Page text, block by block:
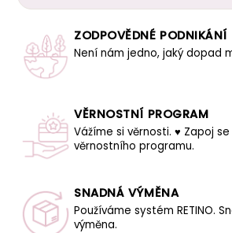
ZODPOVĚDNÉ PODNIKÁNÍ
Není nám jedno, jaký dopad
VĚRNOSTNÍ PROGRAM
Vážíme si věrnosti. ♥ Zapoj
věrnostního programu.
SNADNÁ VÝMĚNA
Používáme systém RETINO.
výměna.